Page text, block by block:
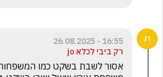
16:55 - 26.08.2025
רק ביבי לכלא jo